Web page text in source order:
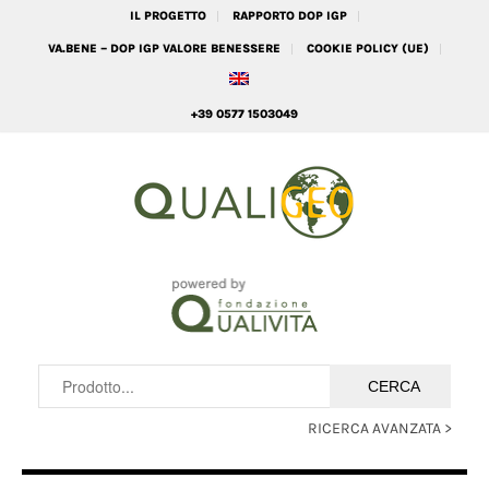
IL PROGETTO RAPPORTO DOP IGP
VA.BENE – DOP IGP VALORE BENESSERE COOKIE POLICY (UE)
+39 0577 1503049
RICERCA AVANZATA >